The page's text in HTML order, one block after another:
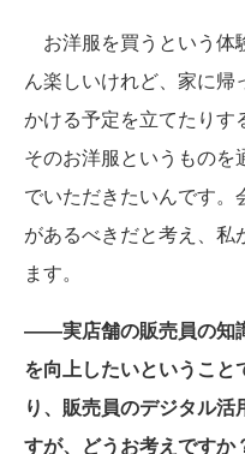
お洋服を買うという体
ん楽しいけれど、家に帰
かける予定を立てたりす
そのお洋服というもの
でいただきたいんです
があるべきだと考え、
ます。
――実店舗の販売員の知
を向上したいということ
り、販売員のデジタル
すが、どうお考えですか